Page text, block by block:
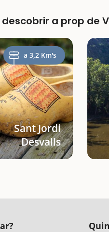
descobrir a prop de
a 3,2 Km's
Sant Jordi
Desvalls